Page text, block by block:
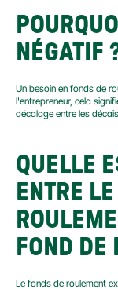
NÉGATIF
Un besoin en fonds de
l'entrepreneur, cela
décalage entre les
QUELLE
ENTRE
FOND DE
Le fonds de roulement